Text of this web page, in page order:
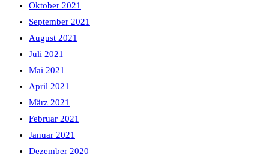
Oktober 2021
September 2021
August 2021
Juli 2021
Mai 2021
April 2021
März 2021
Februar 2021
Januar 2021
Dezember 2020